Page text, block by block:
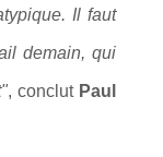
Il faut
demain, qui
, conclut Paul